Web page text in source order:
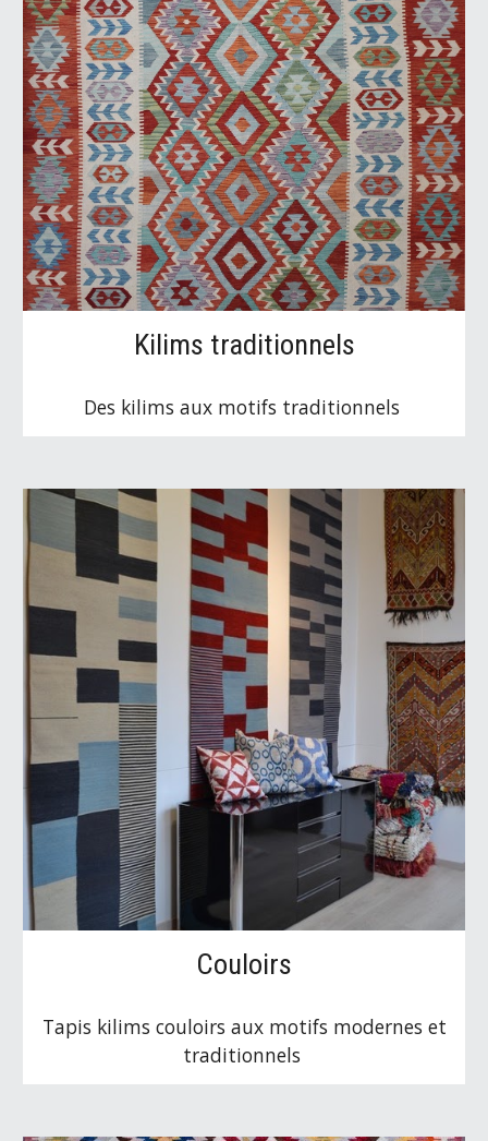
Kilims traditionnels
Des kilims aux motifs traditionnels
Couloirs
Tapis kilims couloirs aux motifs modernes et
traditionnels